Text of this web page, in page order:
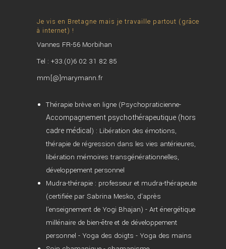
Je vis en Bretagne mais je travaille partout (grâce
à internet) !
Vannes FR-56 Morbihan
Tel : +33.(0)6 02 31 82 85
mm[@]marymann.fr
Thérapie brève en ligne (Psychopraticienne-
Accompagnement psychothérapeutique (hors
cadre médical) : Libération des émotions,
thérapie de régression dans les vies antérieures,
libération mémoires transgénérationnelles,
développement personnel
Mudra-thérapie : professeur et mudra-thérapeute
(certifiée par Sabrina Mesko, d'après
l'enseignement de Yogi Bhajan) - Art énergétique
millénaire de bien-être et de développement
personnel - Yoga des doigts - Yoga des mains